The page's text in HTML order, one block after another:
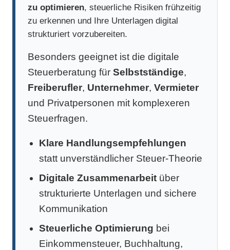
zu optimieren, steuerliche Risiken frühzeitig
zu erkennen und Ihre Unterlagen digital
strukturiert vorzubereiten.
Besonders geeignet ist die digitale
Steuerberatung für Selbstständige,
Freiberufler, Unternehmer, Vermieter
und Privatpersonen mit komplexeren
Steuerfragen.
Klare Handlungsempfehlungen
statt unverständlicher Steuer-Theorie
Digitale Zusammenarbeit über
strukturierte Unterlagen und sichere
Kommunikation
Steuerliche Optimierung bei
Einkommensteuer, Buchhaltung,